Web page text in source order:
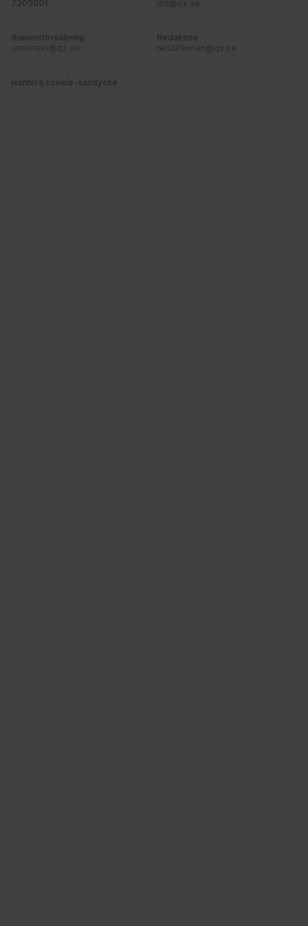
7203001
jon@qx.se
Annonsförsäljning
annonser@qx.se
Redaktion
redaktionen@qx.se
Hantera cookie-samtycke